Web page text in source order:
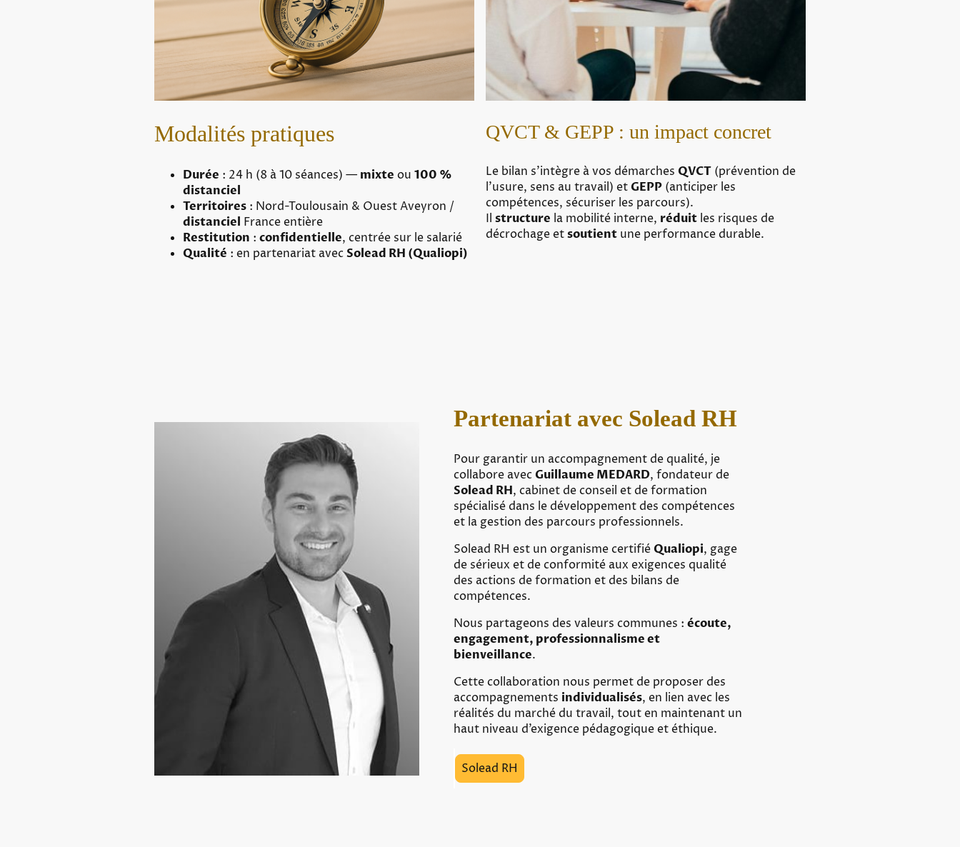
Modalités pratiques
Durée : 24 h (8 à 10 séances) — mixte ou 100 %
distanciel
Territoires : Nord-Toulousain & Ouest Aveyron /
distanciel France entière
Restitution : confidentielle, centrée sur le salarié
Qualité : en partenariat avecSolead RH (Qualiopi)
QVCT & GEPP : un impact concret
Le bilan s’intègre à vos démarches QVCT (prévention de
l’usure, sens au travail) etGEPP (anticiper les
compétences, sécuriser les parcours).
Il structure la mobilité interne, réduit les risques de
décrochage etsoutient une performance durable.
Partenariat avec Solead RH
Pour garantir un accompagnement de qualité, je
collabore avecGuillaume MEDARD, fondateur de
Solead RH, cabinet de conseil et de formation
spécialisé dans le développement des compétences
et la gestion des parcours professionnels.
Solead RH est un organisme certifié Qualiopi, gage
de sérieux et de conformité aux exigences qualité
des actions de formation et des bilans de
compétences.
Nous partageons des valeurs communes : écoute,
engagement, professionnalisme et
bienveillance.
Cette collaboration nous permet de proposer des
accompagnements individualisés, en lien avec les
réalités du marché du travail, tout en maintenant un
haut niveau d’exigence pédagogique et éthique.
Solead RH